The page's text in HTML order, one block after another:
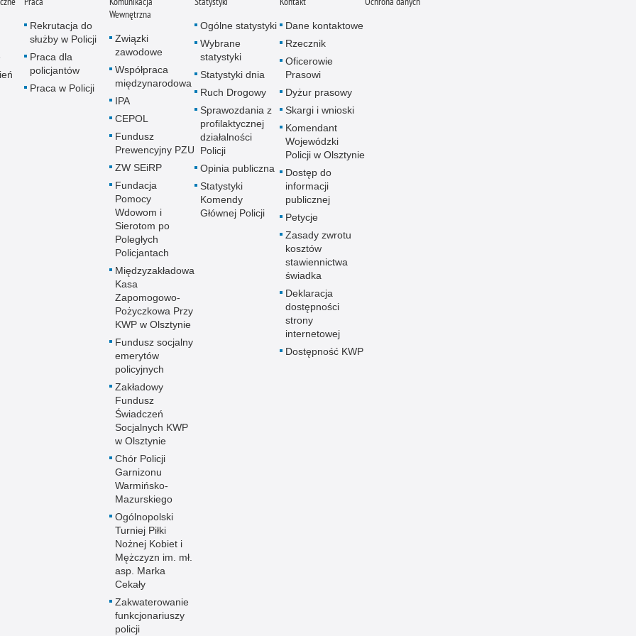
Rekrutacja do
służby w Policji
Praca dla
policjantów
Praca w Policji
Wewnętrzna
Związki
zawodowe
Współpraca
międzynarodowa
IPA
CEPOL
Fundusz
Prewencyjny PZU
ZW SEiRP
Fundacja
Pomocy
Wdowom i
Sierotom po
Poległych
Policjantach
Międzyzakładowa
Kasa
Zapomogowo-
Pożyczkowa Przy
KWP w Olsztynie
Fundusz socjalny
emerytów
policyjnych
Zakładowy
Fundusz
Świadczeń
Socjalnych KWP
w Olsztynie
Chór Policji
Garnizonu
Warmińsko-
Mazurskiego
Ogólnopolski
Turniej Piłki
Nożnej Kobiet i
Mężczyzn im. mł.
asp. Marka
Cekały
Zakwaterowanie
funkcjonariuszy
policji
Ogólne statystyki
Wybrane
statystyki
Statystyki dnia
Ruch Drogowy
Sprawozdania z
profilaktycznej
działalności
Policji
Opinia publiczna
Statystyki
Komendy
Głównej Policji
Dane kontaktowe
Rzecznik
Oficerowie
Prasowi
Dyżur prasowy
Skargi i wnioski
Komendant
Wojewódzki
Policji w Olsztynie
Dostęp do
informacji
publicznej
Petycje
Zasady zwrotu
kosztów
stawiennictwa
świadka
Deklaracja
dostępności
strony
internetowej
Dostępność KWP